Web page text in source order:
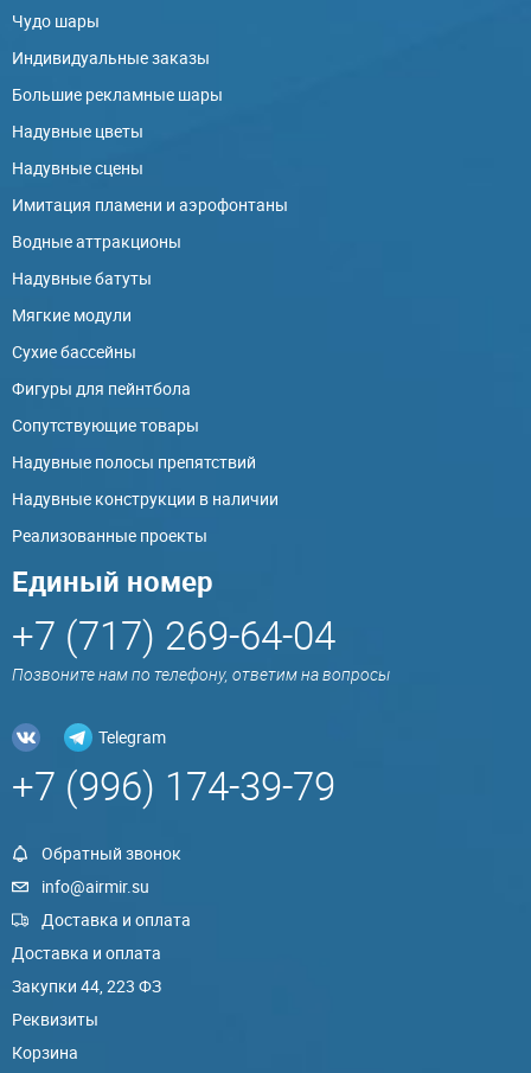
Чудо шары
Индивидуальные заказы
Большие рекламные шары
Надувные цветы
Надувные сцены
Имитация пламени и аэрофонтаны
Водные аттракционы
Надувные батуты
Мягкие модули
Сухие бассейны
Фигуры для пейнтбола
Сопутствующие товары
Надувные полосы препятствий
Надувные конструкции в наличии
Реализованные проекты
Единый номер
+7 (717) 269-64-04
Позвоните нам по телефону, ответим на вопросы
Telegram
+7 (996) 174-39-79
Обратный звонок
info@airmir.su
Доставка и оплата
Доставка и оплата
Закупки 44, 223 ФЗ
Реквизиты
Корзина